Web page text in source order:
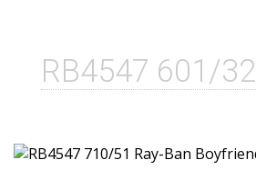
RB4547 601/32